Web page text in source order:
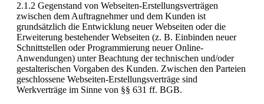
2.1.2 Gegenstand von Webseiten-Erstellungsverträgen
zwischen dem Auftragnehmer und dem Kunden ist
grundsätzlich die Entwicklung neuer Webseiten oder die
Erweiterung bestehender Webseiten (z. B. Einbinden neuer
Schnittstellen oder Programmierung neuer Online-
Anwendungen) unter Beachtung der technischen und/oder
gestalterischen Vorgaben des Kunden. Zwischen den Parteien
geschlossene Webseiten-Erstellungsverträge sind
Werkverträge im Sinne von §§ 631 ff. BGB.